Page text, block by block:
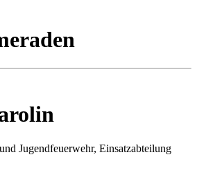
Jugendfeuerwehr, Einsatzabteilung